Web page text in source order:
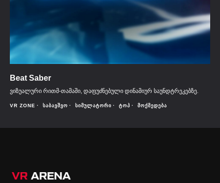
Beat Saber
ვიზუალური რითმ-თამაში, დაფუძნებული დინამიურ საუნდტრეკებზე.
VR ZONE ᲡᲐᲑᲐᲕᲨᲕᲝ ᲡᲘᲛᲣᲚᲐᲢᲝᲠᲘ ᲢᲝᲞ ᲛᲝᲥᲛᲔᲓᲔᲑᲐ